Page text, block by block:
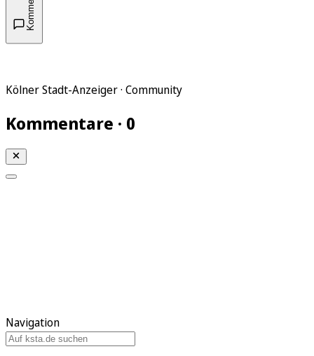
Kölner Stadt-Anzeiger · Community
Kommentare · 0
Navigation